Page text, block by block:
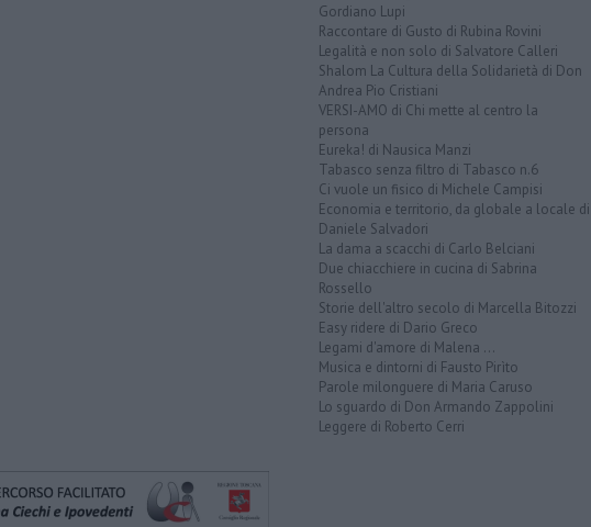
Gordiano Lupi
Raccontare di Gusto di Rubina Rovini
Legalità e non solo di Salvatore Calleri
Shalom La Cultura della Solidarietà di Don
Andrea Pio Cristiani
VERSI-AMO di Chi mette al centro la
persona
Eureka! di Nausica Manzi
Tabasco senza filtro di Tabasco n.6
Ci vuole un fisico di Michele Campisi
Economia e territorio, da globale a locale di
Daniele Salvadori
La dama a scacchi di Carlo Belciani
Due chiacchiere in cucina di Sabrina
Rossello
Storie dell'altro secolo di Marcella Bitozzi
Easy ridere di Dario Greco
Legami d'amore di Malena ...
Musica e dintorni di Fausto Pirìto
Parole milonguere di Maria Caruso
Lo sguardo di Don Armando Zappolini
Leggere di Roberto Cerri